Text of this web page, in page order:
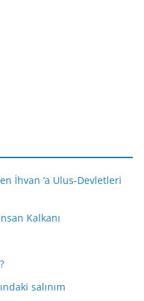
İhvan ‘a Ulus-Devletleri
Kalkanı
salınım